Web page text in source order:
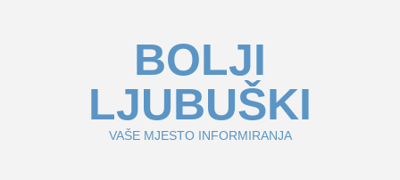
BOLJI
LJUBUŠKI
VAŠE MJESTO INFORMIRANJA